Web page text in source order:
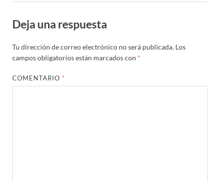
Deja una respuesta
Tu dirección de correo electrónico no será publicada. Los
campos obligatorios están marcados con *
COMENTARIO *